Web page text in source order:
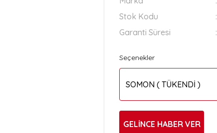
Stok Kodu
Garanti Süresi
Seçenekler
GELİNCE HABER VER